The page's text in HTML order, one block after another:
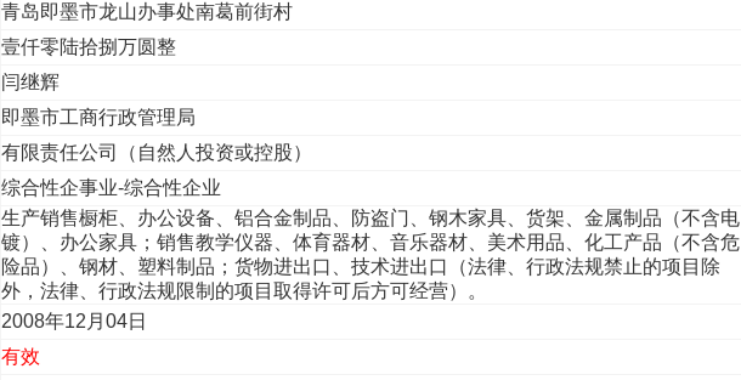
青岛即墨市龙山办事处南葛前街村
壹仟零陆拾捌万圆整
闫继辉
即墨市工商行政管理局
有限责任公司（自然人投资或控股）
综合性企事业-综合性企业
生产销售橱柜、办公设备、铝合金制品、防盗门、钢木家具、货架、金属制品（不含电
镀）、办公家具；销售教学仪器、体育器材、音乐器材、美术用品、化工产品（不含危
险品）、钢材、塑料制品；货物进出口、技术进出口（法律、行政法规禁止的项目除
外，法律、行政法规限制的项目取得许可后方可经营）。
2008年12月04日
有效